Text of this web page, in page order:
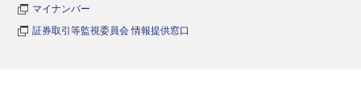
マイナンバー
証券取引等監視委員会 情報提供窓口